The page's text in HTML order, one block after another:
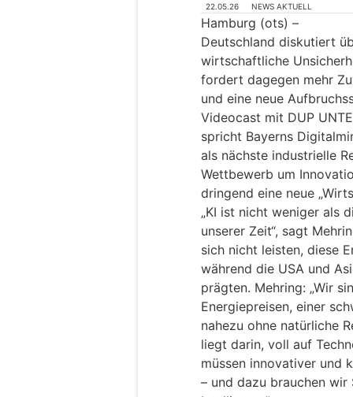
22.05.26 NEWS AKTUELL
Hamburg (ots) –
Deutschland diskutiert
wirtschaftliche
fordert dagegen mehr
und eine neue
Videocast mit DUP
spricht Bayerns
als nächste industrielle
Wettbewerb um
dringend eine neue
„KI ist nicht weniger als
unserer Zeit“, sagt
sich nicht leisten, diese
während die USA und
prägten. Mehring: „Wir
Energiepreisen, einer
nahezu ohne natürliche
liegt darin, voll auf
müssen innovativer und
– und dazu brauchen wir